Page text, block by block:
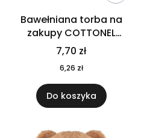
Bawełniana torba na
zakupy COTTONEL
COLOUR++ MO9846-11
7,70 zł
6,26 zł
Do koszyka